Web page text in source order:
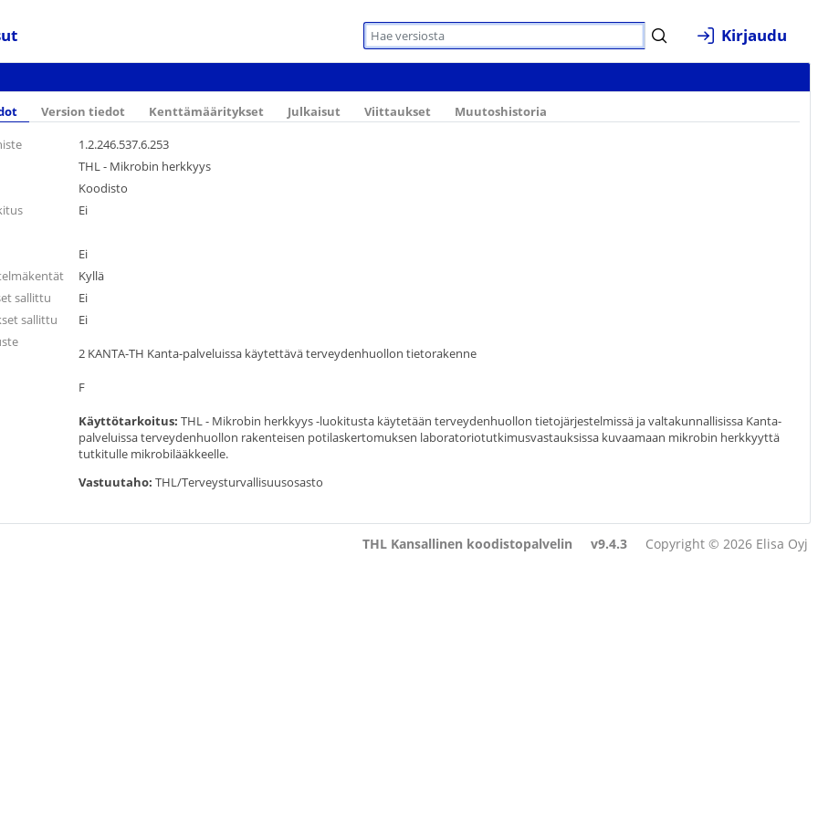
Kirjaudu
Version tiedot Kenttämääritykset Julkaisut Viittaukset Muutoshistoria
1.2.246.537.6.253
THL - Mikrobin herkkyys
Koodisto
Ei
Ei
Kyllä
sallittu
Ei
sallittu
Ei
2 KANTA-TH Kanta-palveluissa käytettävä terveydenhuollon tietorakenne
F
Käyttötarkoitus: THL - Mikrobin herkkyys -luokitusta käytetään terveydenhuollon tietojärjestelmissä ja valtakunnallisissa Kanta-
palveluissa terveydenhuollon rakenteisen potilaskertomuksen laboratoriotutkimusvastauksissa kuvaamaan mikrobin herkkyyttä
tutkitulle mikrobilääkkeelle.
Vastuutaho: THL/Terveysturvallisuusosasto
THL Kansallinen koodistopalvelin v9.4.3 Copyright © 2026 Elisa Oyj